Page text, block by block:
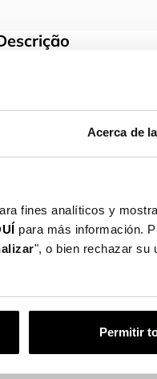
Acerca de
fines analíticos y
para más información.
", o bien rechazar su
Permitir
Protege o teu Samsung
Gostas de mudar o design do
podes protegê-
É uma capa fina, que não
Qualquer desenho ou modelo
entre 48-96H
Recebe a tua capa em tua
La Casa de las Carcasas
ou Multibanco.